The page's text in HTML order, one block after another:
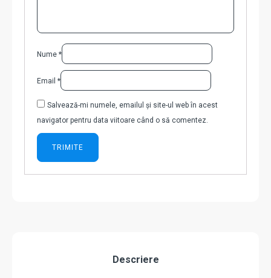
Nume *
Email *
Salvează-mi numele, emailul și site-ul web în acest
navigator pentru data viitoare când o să comentez.
Descriere